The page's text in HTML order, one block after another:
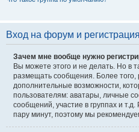
Вход на форум и регистрация
Зачем мне вообще нужно
Вы можете этого и не делать. Но в
размещать сообщения. Более того,
дополнительные возможности,
пользователям: аватары, личные
сообщений, участие в группах и т.д.
пару минут, поэтому мы